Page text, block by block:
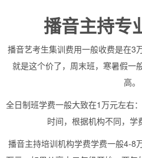
播音主持专
播音艺考生集训费用一般收费是在3
就是这个价了，周末班，寒暑假一
高。
全日制班学费一般大致在1万元左右
时间，根据机构不同，学
播音主持培训机构学费学费一般4-8